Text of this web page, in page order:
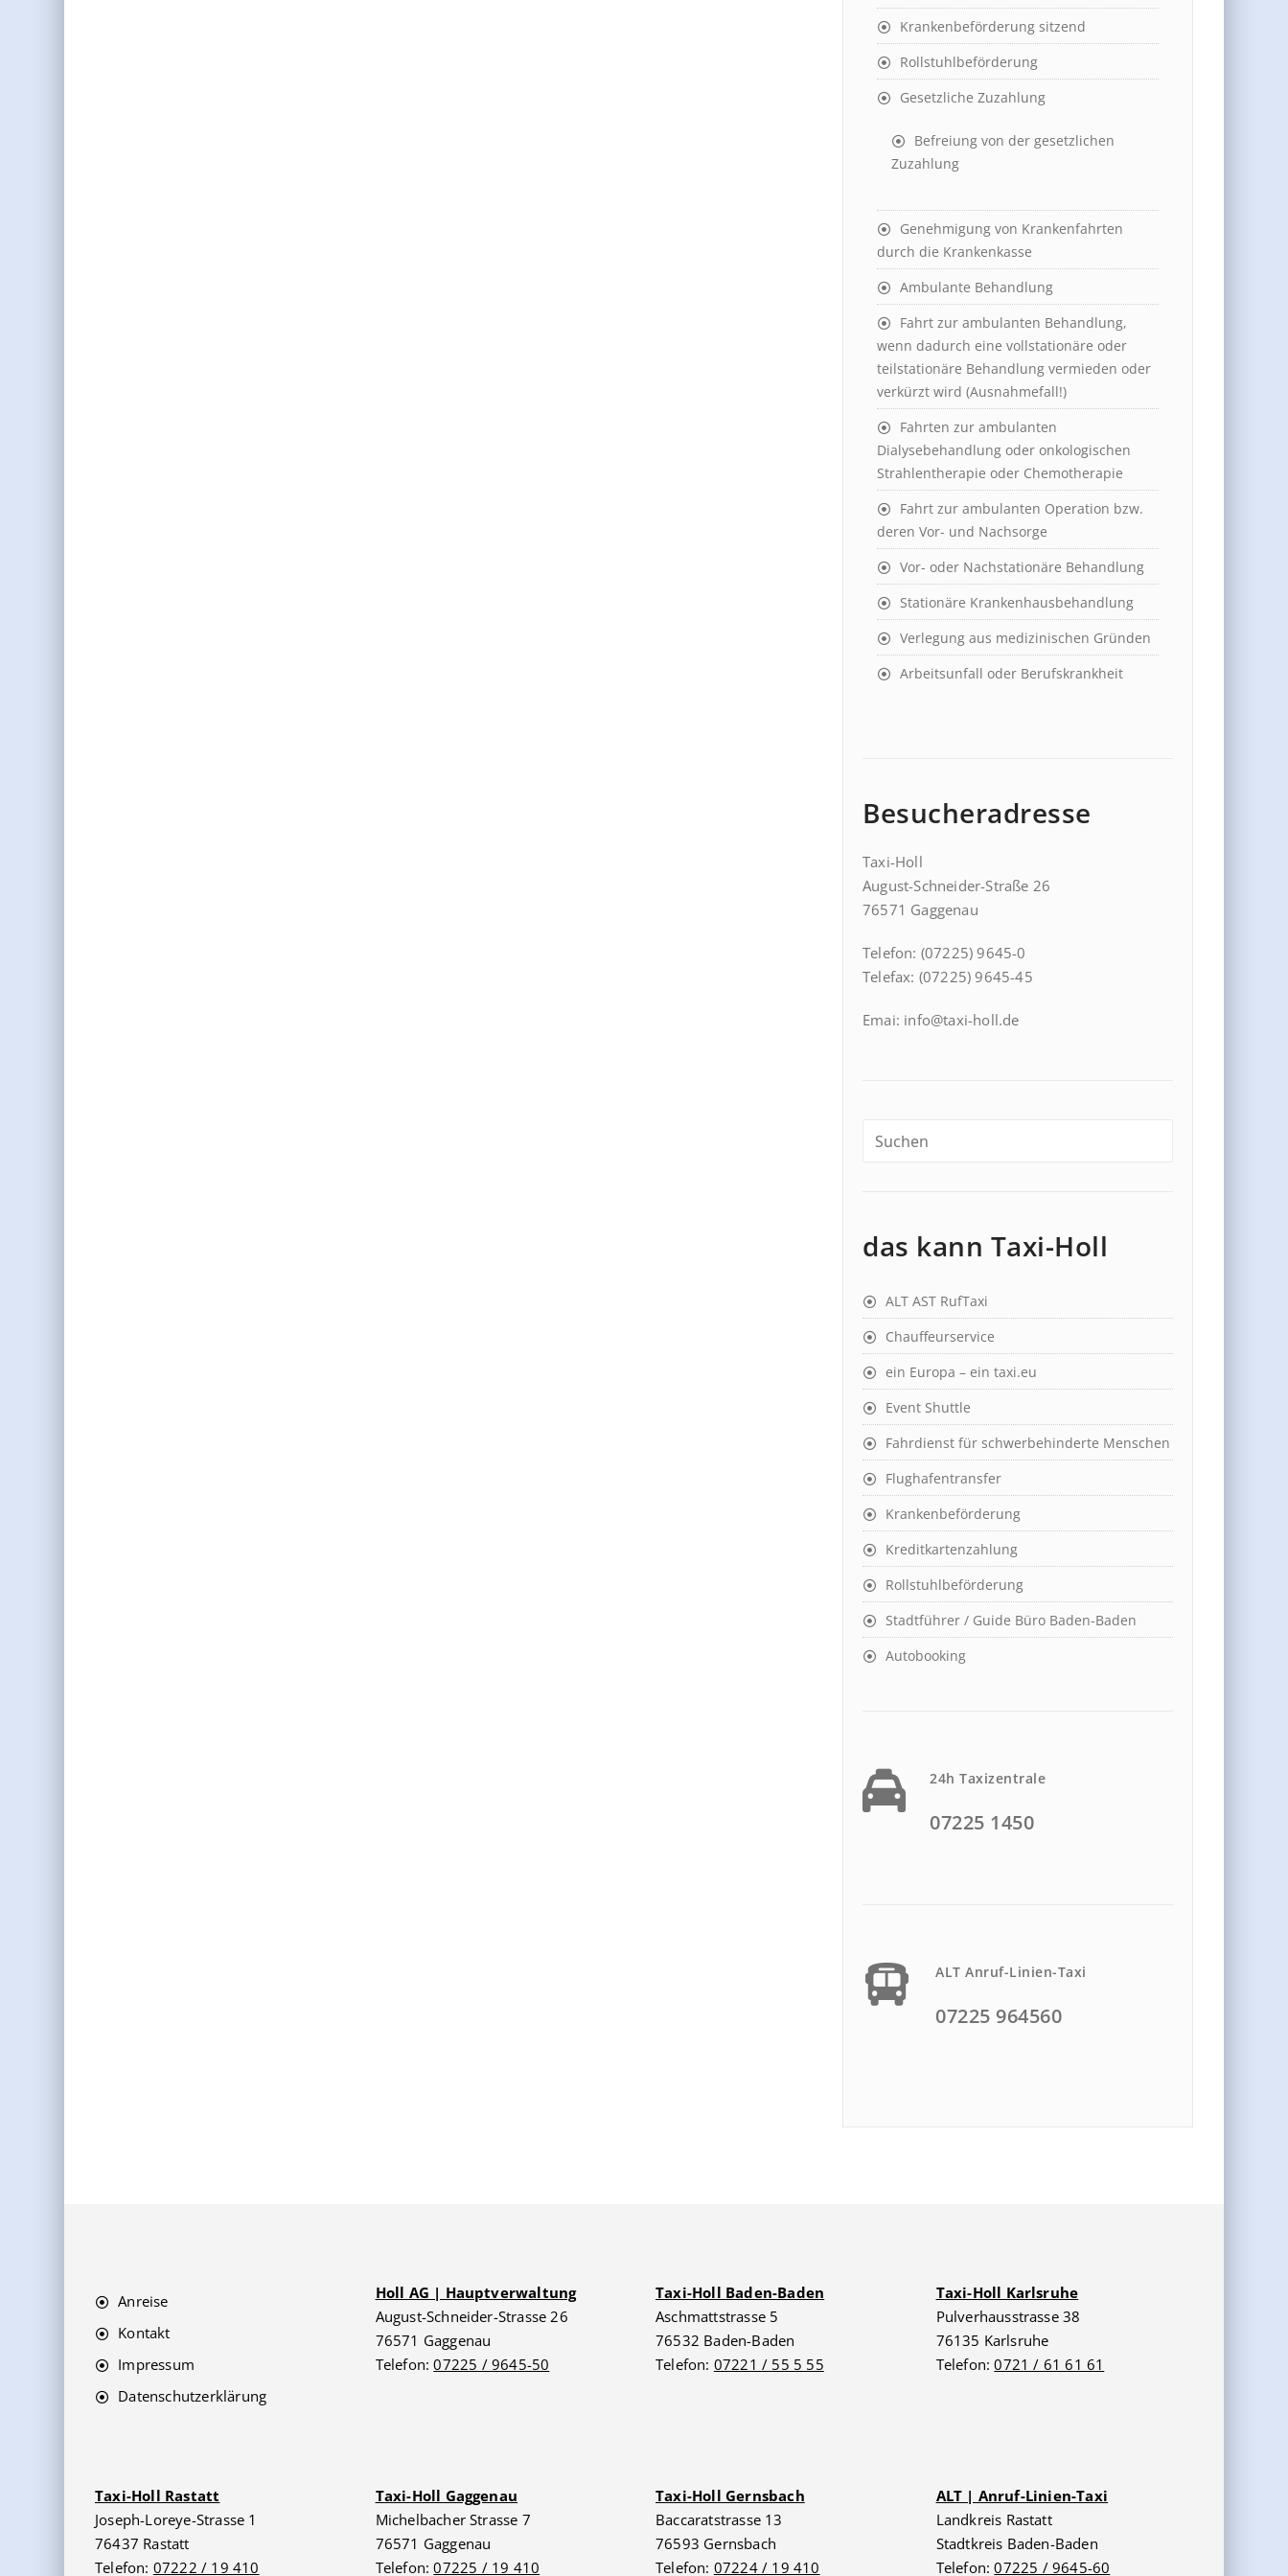
Krankenbeförderung sitzend
Rollstuhlbeförderung
Gesetzliche Zuzahlung
Befreiung von der gesetzlichen
Zuzahlung
Genehmigung von Krankenfahrten
durch die Krankenkasse
Ambulante Behandlung
Fahrt zur ambulanten Behandlung,
wenn dadurch eine vollstationäre oder
teilstationäre Behandlung vermieden oder
verkürzt wird (Ausnahmefall!)
Fahrten zur ambulanten
Dialysebehandlung oder onkologischen
Strahlentherapie oder Chemotherapie
Fahrt zur ambulanten Operation bzw.
deren Vor- und Nachsorge
Vor- oder Nachstationäre Behandlung
Stationäre Krankenhausbehandlung
Verlegung aus medizinischen Gründen
Arbeitsunfall oder Berufskrankheit
Besucheradresse
Taxi-Holl
August-Schneider-Straße 26
76571 Gaggenau
Telefon: (07225) 9645-0
Telefax: (07225) 9645-45
Emai: info@taxi-holl.de
das kann Taxi-Holl
ALT AST RufTaxi
Chauffeurservice
ein Europa – ein taxi.eu
Event Shuttle
Fahrdienst für schwerbehinderte Menschen
Flughafentransfer
Krankenbeförderung
Kreditkartenzahlung
Rollstuhlbeförderung
Stadtführer / Guide Büro Baden-Baden
Autobooking
24h Taxizentrale
07225 1450
ALT Anruf-Linien-Taxi
07225 964560
Anreise
Kontakt
Impressum
Datenschutzerklärung
Holl AG | Hauptverwaltung
August-Schneider-Strasse 26
76571 Gaggenau
Telefon:07225 / 9645-50
Taxi-Holl Baden-Baden
Aschmattstrasse 5
76532 Baden-Baden
Telefon: 07221 / 55 5 55
Taxi-Holl Karlsruhe
Pulverhausstrasse 38
76135 Karlsruhe
Telefon:0721 / 61 61 61
Taxi-Holl Rastatt
Joseph-Loreye-Strasse 1
76437 Rastatt
Telefon: 07222 / 19 410
Taxi-Holl Gaggenau
Michelbacher Strasse 7
76571 Gaggenau
Telefon:07225 / 19 410
Taxi-Holl Gernsbach
Baccaratstrasse 13
76593 Gernsbach
Telefon: 07224 / 19 410
ALT | Anruf-Linien-Taxi
Landkreis Rastatt
Stadtkreis Baden-Baden
Telefon:07225 / 9645-60